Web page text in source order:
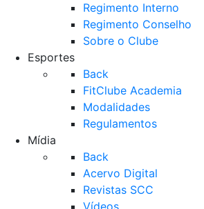
Regimento Interno
Regimento Conselho
Sobre o Clube
Esportes
Back
FitClube Academia
Modalidades
Regulamentos
Mídia
Back
Acervo Digital
Revistas SCC
Vídeos